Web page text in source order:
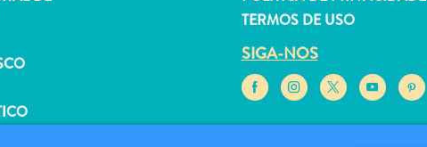
TERMOS DE USO
SIGA-NOS